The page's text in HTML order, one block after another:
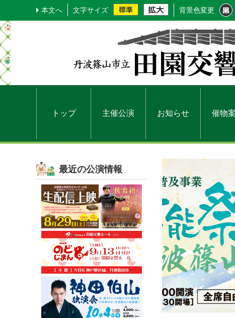
本文へ 文字サイズ 背景色変更
トップ 主催公演 お知らせ 催物
最近の公演情報